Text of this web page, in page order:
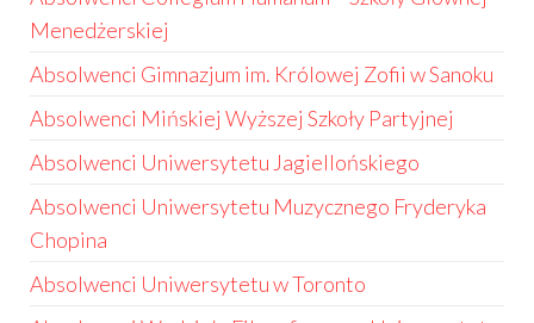
Menedżerskiej
Absolwenci Gimnazjum im. Królowej Zofii w Sanoku
Absolwenci Mińskiej Wyższej Szkoły Partyjnej
Absolwenci Uniwersytetu Jagiellońskiego
Absolwenci Uniwersytetu Muzycznego Fryderyka
Chopina
Absolwenci Uniwersytetu w Toronto